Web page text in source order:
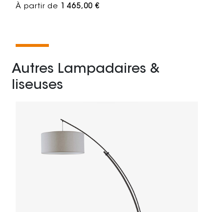
À partir de 1 465,00 €
Autres Lampadaires &
liseuses